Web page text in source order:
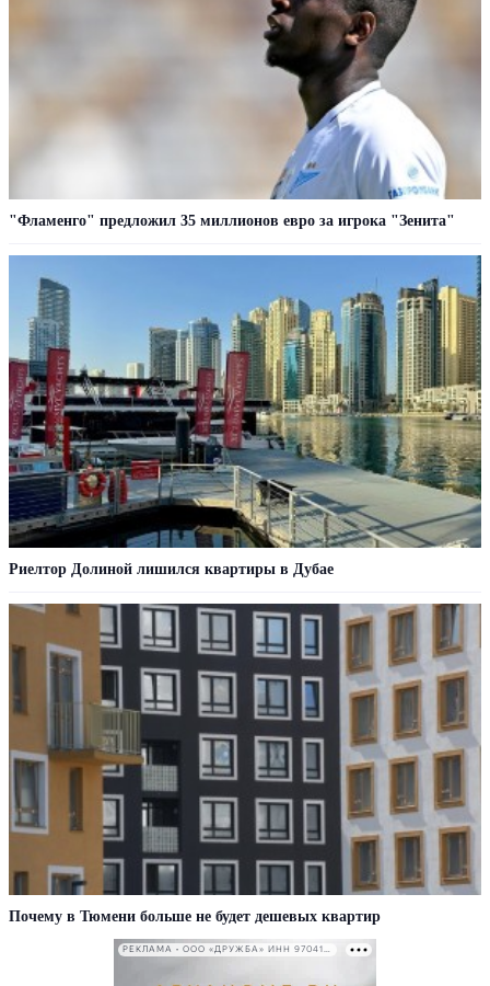
"Фламенго" предложил 35 миллионов евро за игрока "Зенита"
Риелтор Долиной лишился квартиры в Дубае
Почему в Тюмени больше не будет дешевых квартир
РЕКЛАМА • ООО «ДРУЖБА» ИНН 9704146411